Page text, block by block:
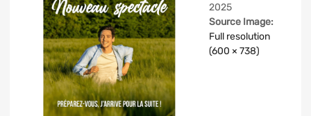
2025
Source Image:
Full resolution
(600 × 738)